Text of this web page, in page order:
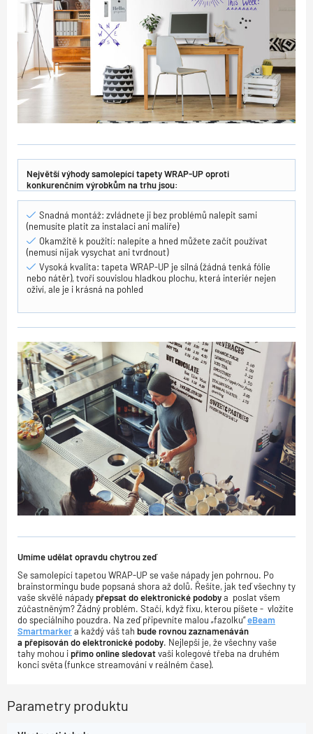
Největší výhody samolepící tapety WRAP-UP oproti
konkurenčním výrobkům na trhu jsou:
Snadná montáž: zvládnete ji bez problémů nalepit sami
(nemusíte platit za instalaci ani malíře)
Okamžitě k použití: nalepíte a hned můžete začít používat
(nemusí nijak vysychat ani tvrdnout)
Vysoká kvalita: tapeta WRAP-UP je silná (žádná tenká fólie
nebo nátěr), tvoří souvislou hladkou plochu, která interiér nejen
oživí, ale je i krásná na pohled
Umíme udělat opravdu chytrou zeď
Se samolepící tapetou WRAP-UP se vaše nápady jen pohrnou. Po
brainstormingu bude popsaná shora až dolů. Řešíte, jak teď všechny ty
vaše skvělé nápadypřepsat do elektronické podobya poslat všem
zúčastněným? Žádný problém. Stačí, když fixu, kterou píšete - vložíte
do speciálního pouzdra. Na zeď připevníte malou „fazolku“eBeam
Smartmarkera každý váš tah bude rovnou zaznamenáván
a přepisován do elektronické podoby. Nejlepší je, že všechny vaše
tahy mohou ipřímo online sledovatvaši kolegové třeba na druhém
konci světa (funkce streamování v reálném čase).
Parametry produktu